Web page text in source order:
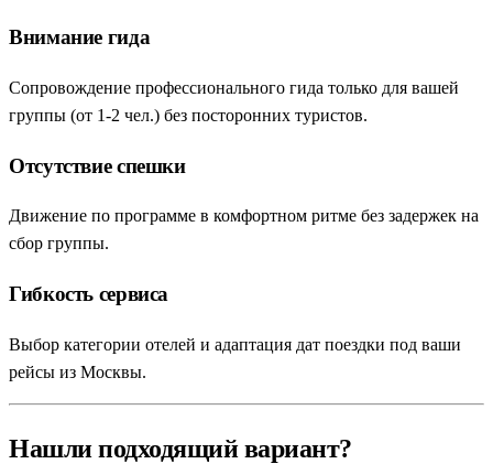
Внимание гида
Сопровождение профессионального гида только для вашей
группы (от 1-2 чел.) без посторонних туристов.
Отсутствие спешки
Движение по программе в комфортном ритме без задержек на
сбор группы.
Гибкость сервиса
Выбор категории отелей и адаптация дат поездки под ваши
рейсы из Москвы.
Нашли подходящий вариант?